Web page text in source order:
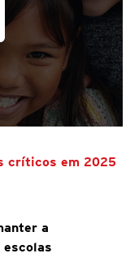
críticos em 2025
a
escolas